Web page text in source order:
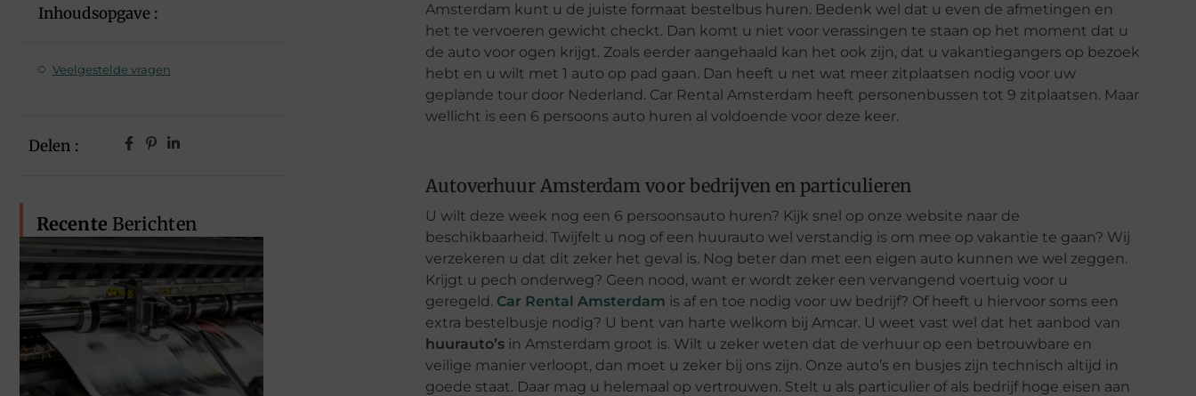
Inhoudsopgave :
Veelgestelde vragen
Delen :
Recente Berichten
Amsterdam kunt u de juiste formaat bestelbus huren. Bedenk wel dat u even de afmetingen en
het te vervoeren gewicht checkt. Dan komt u niet voor verassingen te staan op het moment dat u
de auto voor ogen krijgt. Zoals eerder aangehaald kan het ook zijn, dat u vakantiegangers op bezoek
hebt en u wilt met 1 auto op pad gaan. Dan heeft u net wat meer zitplaatsen nodig voor uw
geplande tour door Nederland. Car Rental Amsterdam heeft personenbussen tot 9 zitplaatsen. Maar
wellicht is een 6 persoons auto huren al voldoende voor deze keer.
Autoverhuur Amsterdam voor bedrijven en particulieren
U wilt deze week nog een 6 persoonsauto huren? Kijk snel op onze website naar de
beschikbaarheid. Twijfelt u nog of een huurauto wel verstandig is om mee op vakantie te gaan? Wij
verzekeren u dat dit zeker het geval is. Nog beter dan met een eigen auto kunnen we wel zeggen.
Krijgt u pech onderweg? Geen nood, want er wordt zeker een vervangend voertuig voor u
geregeld. Car Rental Amsterdam is af en toe nodig voor uw bedrijf? Of heeft u hiervoor soms een
extra bestelbusje nodig? U bent van harte welkom bij Amcar. U weet vast wel dat het aanbod van
huurauto’s in Amsterdam groot is. Wilt u zeker weten dat de verhuur op een betrouwbare en
veilige manier verloopt, dan moet u zeker bij ons zijn. Onze auto’s en busjes zijn technisch altijd in
goede staat. Daar mag u helemaal op vertrouwen. Stelt u als particulier of als bedrijf hoge eisen aan